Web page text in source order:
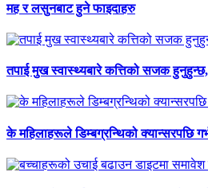
मह र लसुनबाट हुने फाइदाहरु
तपाई मुख स्वास्थ्यबारे कत्तिको सजक
के महिलाहरूले डिम्बग्रन्थिको क्यान्सरपछि